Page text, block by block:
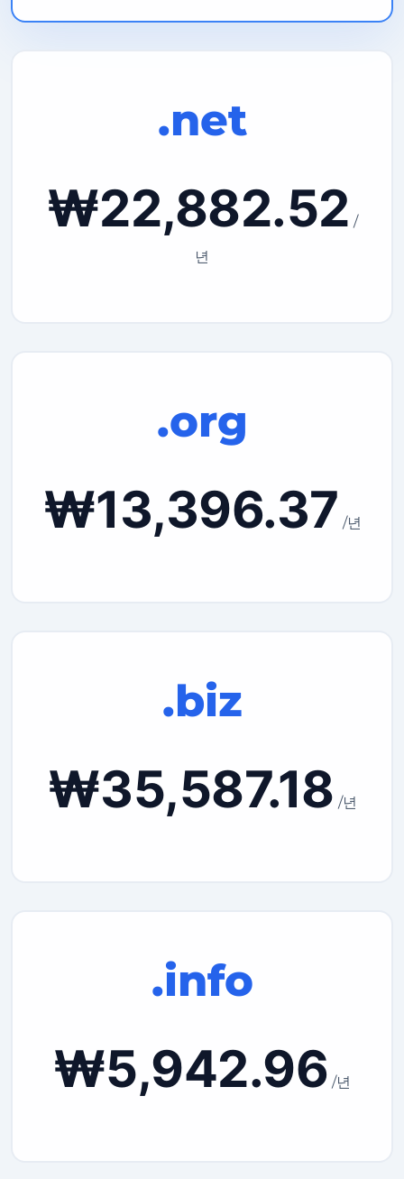
.net
₩22,882.52 /
년
.org
₩13,396.37 /년
.biz
₩35,587.18 /년
.info
₩5,942.96 /년